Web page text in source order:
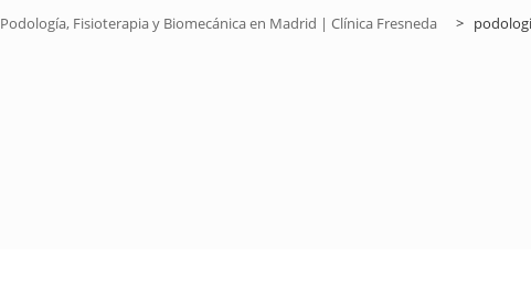
Podología, Fisioterapia y Biomecánica en Madrid | Clínica Fresneda >